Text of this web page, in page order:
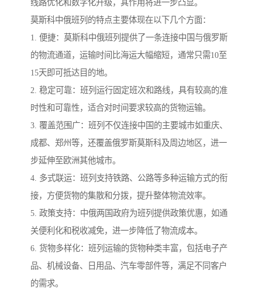
线路优化和数字化升级，其作用将进一步凸显。
莫斯科中俄班列的特点主要体现在以下几个方面：
1. 便捷：莫斯科中俄班列提供了一条连接中国与俄罗斯
的物流通道，运输时间比海运大幅缩短，通常只需10至
15天即可抵达目的地。
2. 稳定可靠：班列运行固定班次和路线，具有较高的准
时性和可靠性，适合对时间要求较高的货物运输。
3. 覆盖范围广：班列不仅连接中国的主要城市如重庆、
成都、郑州等，还覆盖俄罗斯莫斯科及周边地区，进一
步延伸至欧洲其他城市。
4. 多式联运：班列支持铁路、公路等多种运输方式的衔
接，方便货物的集散和分拨，提升整体物流效率。
5. 政策支持：中俄两国政府为班列提供政策优惠，如通
关便利化和税收减免，进一步降低了物流成本。
6. 货物多样化：班列运输的货物种类丰富，包括电子产
品、机械设备、日用品、汽车零部件等，满足不同客户
的需求。